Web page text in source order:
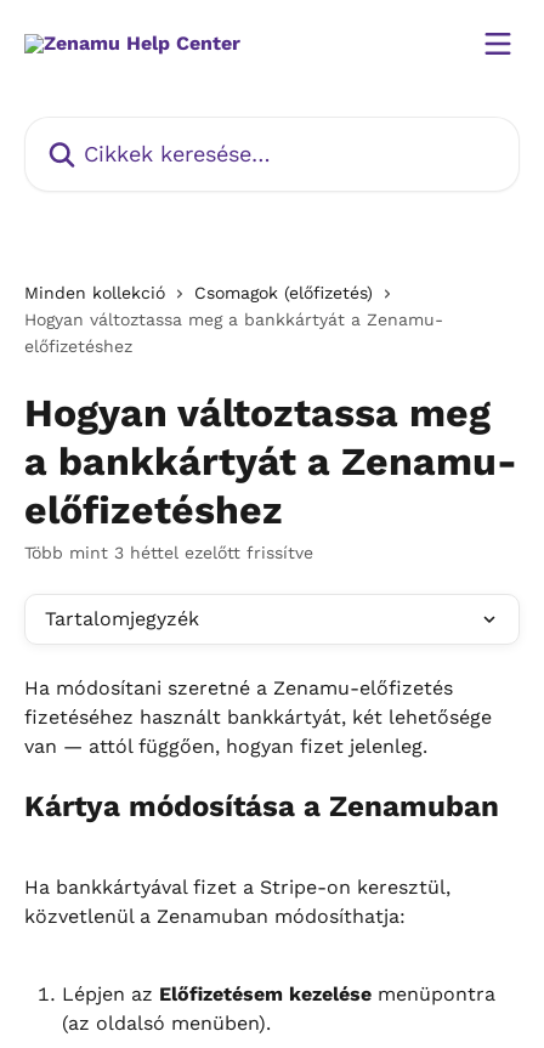
Minden kollekció
Csomagok (előfizetés)
Hogyan változtassa meg a bankkártyát a Zenamu-
előfizetéshez
Hogyan változtassa meg
a bankkártyát a Zenamu-
előfizetéshez
Több mint 3 héttel ezelőtt frissítve
Tartalomjegyzék
Ha módosítani szeretné a Zenamu-előfizetés
fizetéséhez használt bankkártyát, két lehetősége
van — attól függően, hogyan fizet jelenleg.
Kártya módosítása a Zenamuban
Ha bankkártyával fizet a Stripe-on keresztül,
közvetlenül a Zenamuban módosíthatja:
Lépjen az Előfizetésem kezelése menüpontra
(az oldalsó menüben).